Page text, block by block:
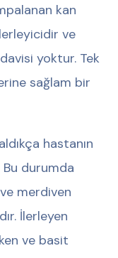
kan
ve
yoktur. Tek
sağlam bir
hastanın
durumda
merdiven
İlerleyen
ve basit